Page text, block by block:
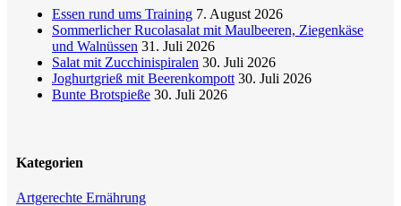
Essen rund ums Training 7. August 2026
Sommerlicher Rucolasalat mit Maulbeeren, Ziegenkäse
und Walnüssen 31. Juli 2026
Salat mit Zucchinispiralen 30. Juli 2026
Joghurtgrieß mit Beerenkompott 30. Juli 2026
Bunte Brotspieße 30. Juli 2026
Kategorien
Artgerechte Ernährung